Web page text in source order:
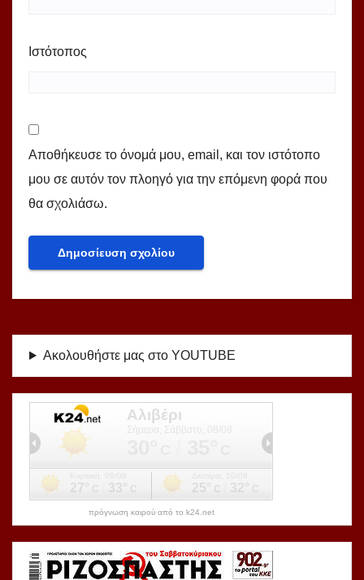
Ιστότοπος
Αποθήκευσε το όνομά μου, email, και τον ιστότοπο
μου σε αυτόν τον πλοηγό για την επόμενη φορά που
θα σχολιάσω.
Ακολουθήστε μας στο YOUTUBE
πρόγνωση καιρού από το k24.net